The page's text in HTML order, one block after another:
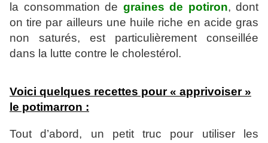
la consommation de graines de potiron, dont
on tire par ailleurs une huile riche en acide gras
non saturés, est particulièrement conseillée
dans la lutte contre le cholestérol.
Voici quelques recettes pour « apprivoiser »
le potimarron :
Tout d’abord, un petit truc pour utiliser les